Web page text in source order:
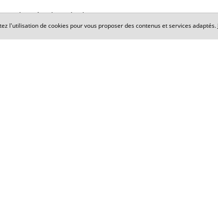
Les réactions des internautes
l'utilisation de cookies pour vous proposer des contenus et services adaptés.